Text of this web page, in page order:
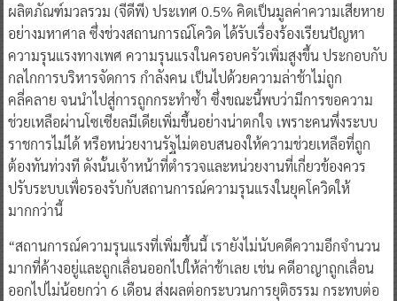
ผลิตภัณฑ์มวลรวม (จีดีพี) ประเทศ 0.5% คิดเป็นมูลค่าความเสียหาย
อย่างมหาศาล ซึ่งช่วงสถานการณ์โควิด ได้รับเรื่องร้องเรียนปัญหา
ความรุนแรงทางเพศ ความรุนแรงในครอบครัวเพิ่มสูงขึ้น ประกอบกับ
กลไกการบริหารจัดการ กำลังคน เป็นไปด้วยความล่าช้าไม่ถูก
คลี่คลาย จนนำไปสู่การถูกกระทำซ้ำ ซึ่งขณะนี้พบว่ามีการขอความ
ช่วยเหลือผ่านโซเซียลมีเดียเพิ่มขึ้นอย่างน่าตกใจ เพราะคนพึ่งระบบ
ราชการไม่ได้ หรือหน่วยงานรัฐไม่ตอบสนองให้ความช่วยเหลือที่ถูก
ต้องทันท่วงที ดังนั้นเจ้าหน้าที่ตำรวจและหน่วยงานที่เกี่ยวข้องควร
ปรับระบบเพื่อรองรับกับสถานการณ์ความรุนแรงในยุคโควิดให้
มากกว่านี้
“สถานการณ์ความรุนแรงที่เพิ่มขึ้นนี้ เรายังไม่นับคดีความอีกจำนวน
มากที่ค้างอยู่และถูกเลื่อนออกไปให้ล่าช้าเลย เช่น คดีอาญาถูกเลื่อน
ออกไปไม่น้อยกว่า 6 เดือน ส่งผลต่อกระบวนการยุติธรรม กระทบต่อ